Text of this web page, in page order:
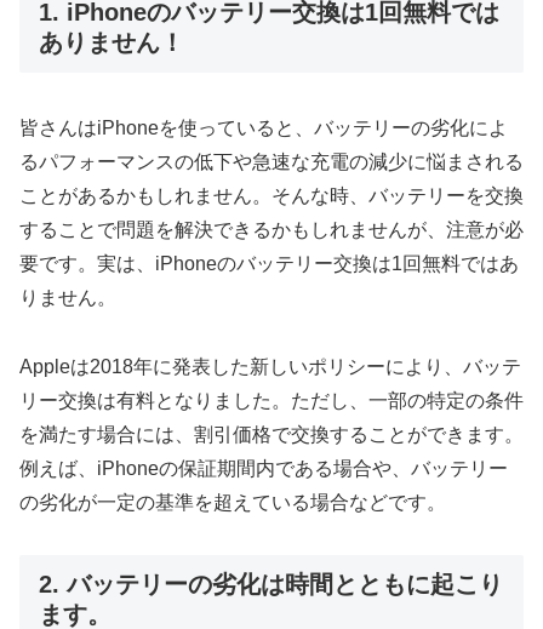
1. iPhoneのバッテリー交換は1回無料では
ありません！
皆さんはiPhoneを使っていると、バッテリーの劣化によ
るパフォーマンスの低下や急速な充電の減少に悩まされる
ことがあるかもしれません。そんな時、バッテリーを交換
することで問題を解決できるかもしれませんが、注意が必
要です。実は、iPhoneのバッテリー交換は1回無料ではあ
りません。
Appleは2018年に発表した新しいポリシーにより、バッテ
リー交換は有料となりました。ただし、一部の特定の条件
を満たす場合には、割引価格で交換することができます。
例えば、iPhoneの保証期間内である場合や、バッテリー
の劣化が一定の基準を超えている場合などです。
2. バッテリーの劣化は時間とともに起こり
ます。